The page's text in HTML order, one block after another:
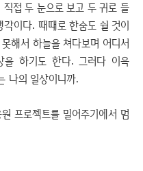
접 두 눈으로 보고 두 귀로 들
이다. 때때로 한숨도 쉴 것이
해서 하늘을 쳐다보며 어디서
하기도 한다. 그러다 이윽
나의 일상이니까.
프로젝트를 밀어주기에서 멈